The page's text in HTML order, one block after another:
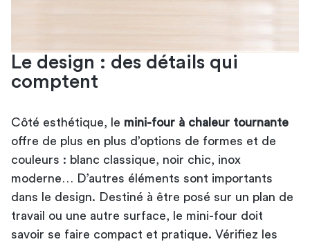
Le design : des détails qui
comptent
Côté esthétique, le mini-four à chaleur tournante
offre de plus en plus d’options de formes et de
couleurs : blanc classique, noir chic, inox
moderne… D’autres éléments sont importants
dans le design. Destiné à être posé sur un plan de
travail ou une autre surface, le mini-four doit
savoir se faire compact et pratique. Vérifiez les